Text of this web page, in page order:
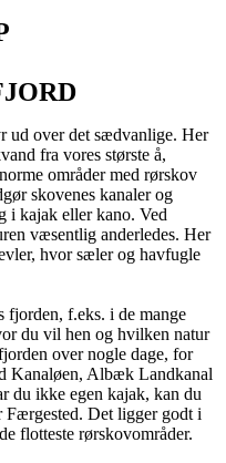
ud over det sædvanlige. Her
fra vores største å,
områder med rørskov
skovenes kanaler og
i kajak eller kano. Ved
væsentlig anderledes. Her
hvor sæler og havfugle
fjorden, f.eks. i de mange
du vil hen og hvilken natur
over nogle dage, for
Kanaløen, Albæk Landkanal
du ikke egen kajak, kan du
Færgested. Det ligger godt i
flotteste rørskovområder.